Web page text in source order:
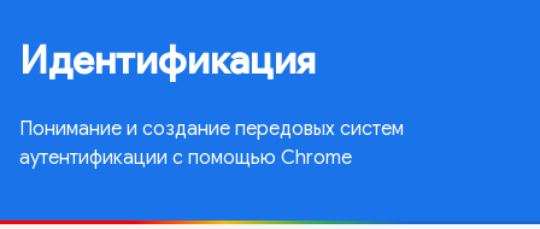
Идентификация
Понимание и создание передовых систем
аутентификации с помощью Chrome